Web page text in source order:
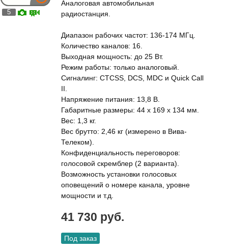
5
Аналоговая автомобильная
радиостанция.
Диапазон рабочих частот: 136-174 МГц.
Количество каналов: 16.
Выходная мощность: до 25 Вт.
Режим работы: только аналоговый.
Сигналинг: CTCSS, DCS, MDC и Quick Call
II.
Напряжение питания: 13,8 В.
Габаритные размеры: 44 х 169 х 134 мм.
Вес: 1,3 кг.
Вес брутто: 2,46 кг (измерено в Вива-
Телеком).
Конфиденциальность переговоров:
голосовой скремблер (2 варианта).
Возможность установки голосовых
оповещений о номере канала, уровне
мощности и т.д.
41 730 руб.
Под заказ